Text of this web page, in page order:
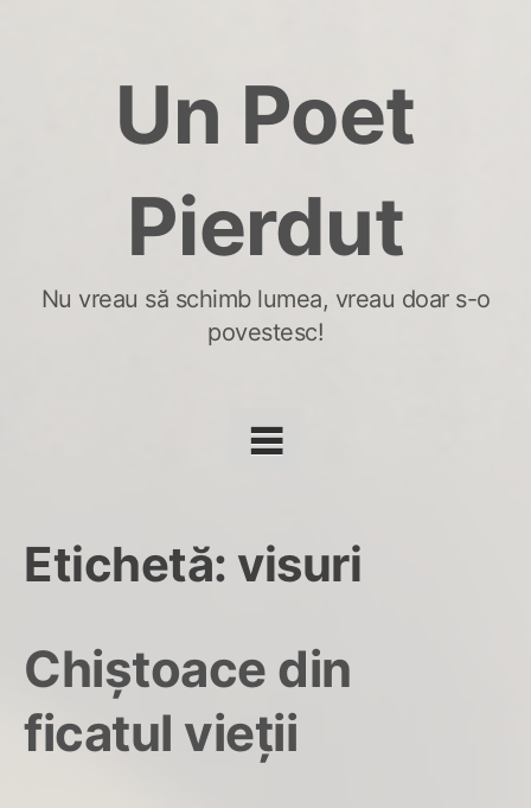
Un Poet
Pierdut
Nu vreau să schimb lumea, vreau doar s-o
povestesc!
Etichetă: visuri
Chiștoace din
ficatul vieții